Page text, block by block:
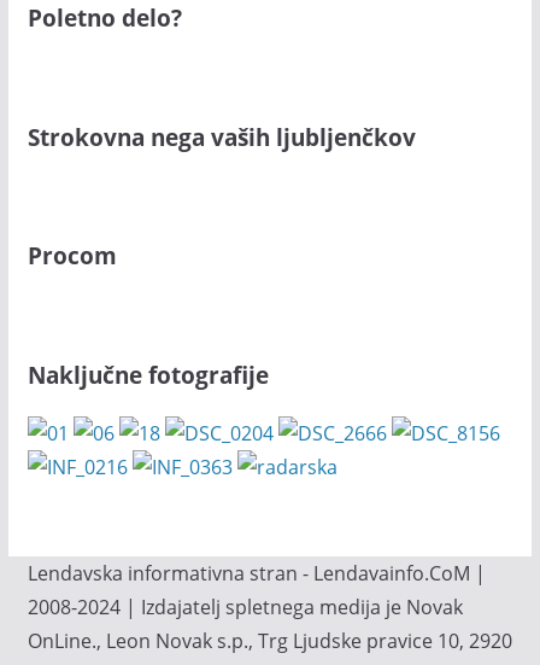
Poletno delo?
Strokovna nega vaših ljubljenčkov
Procom
Naključne fotografije
Lendavska informativna stran - Lendavainfo.CoM |
2008-2024 | Izdajatelj spletnega medija je Novak
OnLine., Leon Novak s.p., Trg Ljudske pravice 10, 2920